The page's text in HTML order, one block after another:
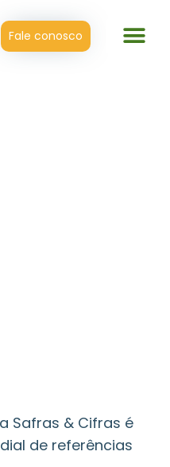
Fale conosco
Safras & Cifras é
de referências